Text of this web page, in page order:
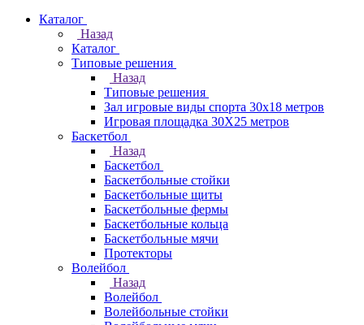
Каталог
Назад
Каталог
Типовые решения
Назад
Типовые решения
Зал игровые виды спорта 30x18 метров
Игровая площадка 30Х25 метров
Баскетбол
Назад
Баскетбол
Баскетбольные стойки
Баскетбольные щиты
Баскетбольные фермы
Баскетбольные кольца
Баскетбольные мячи
Протекторы
Волейбол
Назад
Волейбол
Волейбольные стойки